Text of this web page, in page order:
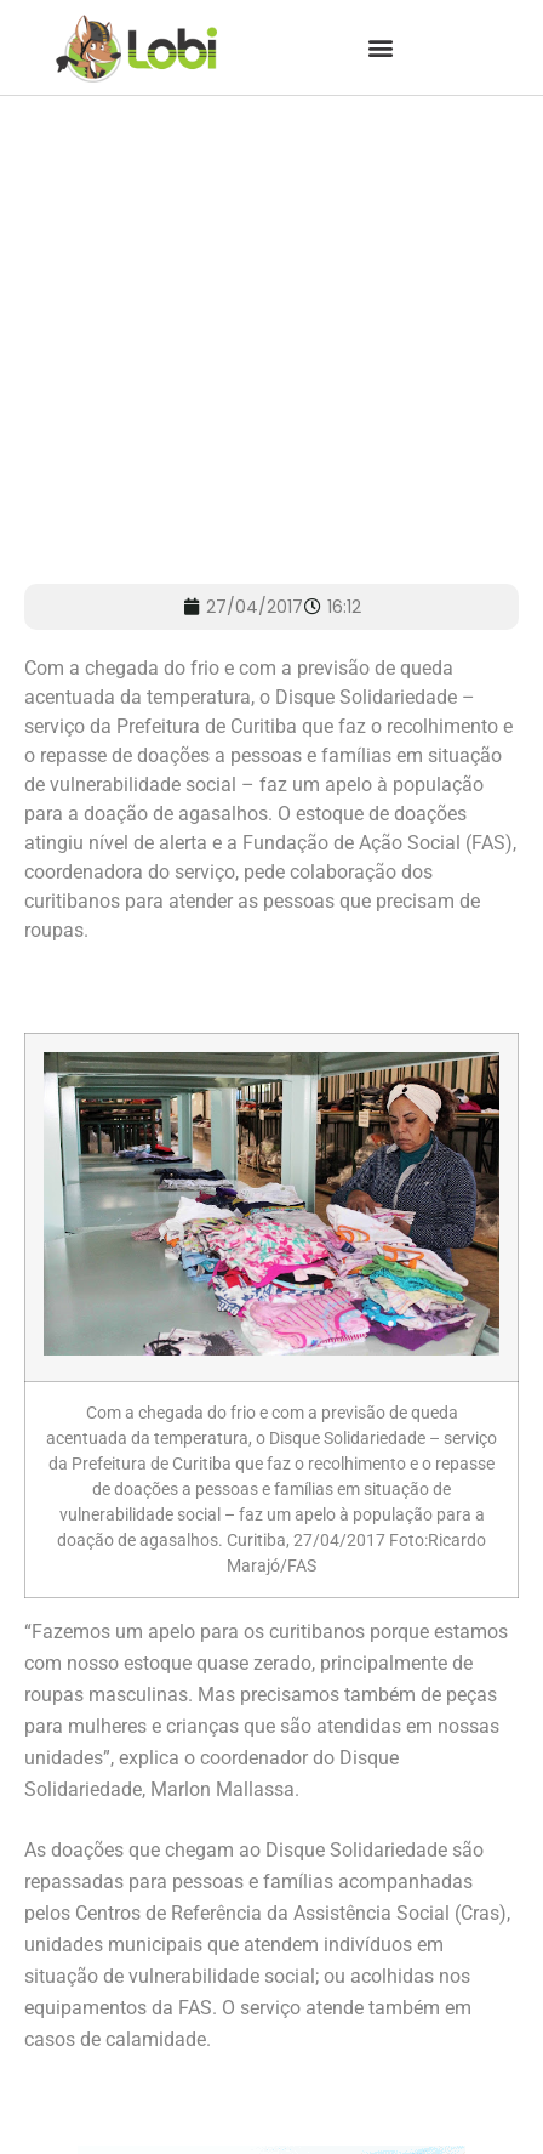
27/04/2017 16:12
Com a chegada do frio e com a previsão de queda
acentuada da temperatura, o Disque Solidariedade –
serviço da Prefeitura de Curitiba que faz o recolhimento e
o repasse de doações a pessoas e famílias em situação
de vulnerabilidade social – faz um apelo à população
para a doação de agasalhos. O estoque de doações
atingiu nível de alerta e a Fundação de Ação Social (FAS),
coordenadora do serviço, pede colaboração dos
curitibanos para atender as pessoas que precisam de
roupas.
Com a chegada do frio e com a previsão de queda
acentuada da temperatura, o Disque Solidariedade – serviço
da Prefeitura de Curitiba que faz o recolhimento e o repasse
de doações a pessoas e famílias em situação de
vulnerabilidade social – faz um apelo à população para a
doação de agasalhos. Curitiba, 27/04/2017 Foto:Ricardo
Marajó/FAS
“Fazemos um apelo para os curitibanos porque estamos
com nosso estoque quase zerado, principalmente de
roupas masculinas. Mas precisamos também de peças
para mulheres e crianças que são atendidas em nossas
unidades”, explica o coordenador do Disque
Solidariedade, Marlon Mallassa.
As doações que chegam ao Disque Solidariedade são
repassadas para pessoas e famílias acompanhadas
pelos Centros de Referência da Assistência Social (Cras),
unidades municipais que atendem indivíduos em
situação de vulnerabilidade social; ou acolhidas nos
equipamentos da FAS. O serviço atende também em
casos de calamidade.